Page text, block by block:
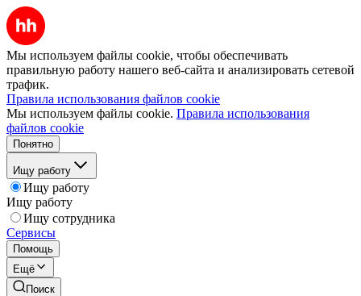
Мы используем файлы cookie, чтобы обеспечивать
правильную работу нашего веб-сайта и анализировать сетевой
трафик.
Правила использования файлов cookie
Мы используем файлы cookie. Правила использования
файлов cookie
Понятно
Ищу работу
Ищу работу
Ищу работу
Ищу сотрудника
Сервисы
Помощь
Ещё
Поиск